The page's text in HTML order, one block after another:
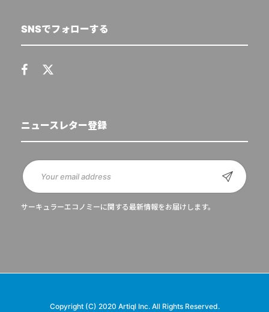
SNSでフォローする
ニュースレター登録
サーキュラーエコノミーに関する最新情報をお届けします。
Copyright (C) 2020 Artiql Inc. All Rights Reserved.